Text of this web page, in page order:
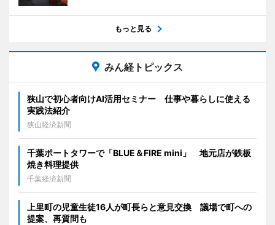
もっと見る
みん経トピックス
狭山で初心者向けAI活用セミナー 仕事や暮らしに使える
実践法紹介
狭山経済新聞
千葉ポートタワーで「BLUE＆FIRE mini」 地元店が鉄板
焼き料理提供
千葉経済新聞
上里町の児童生徒16人が町長らと意見交換 議場で町への
提案、再質問も